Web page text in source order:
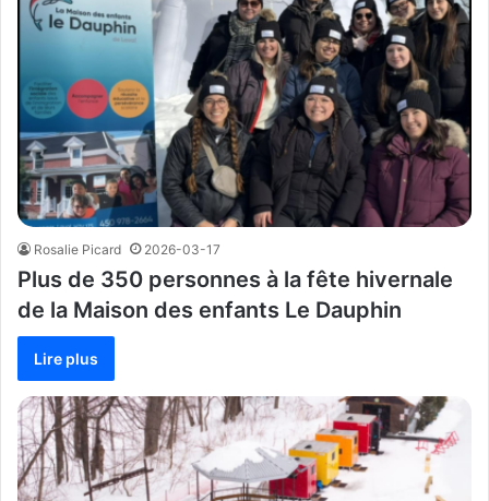
Rosalie Picard 2026-03-17
Plus de 350 personnes à la fête hivernale
de la Maison des enfants Le Dauphin
Lire plus